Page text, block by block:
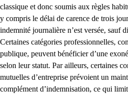
classique et donc soumis aux règles
y compris le délai de carence de trois
indemnité journalière n’est versée, sauf
Certaines catégories professionnelles,
publique, peuvent bénéficier d’une
selon leur statut. Par ailleurs, certaines
mutuelles d’entreprise prévoient un
complément d’indemnisation, ce qui